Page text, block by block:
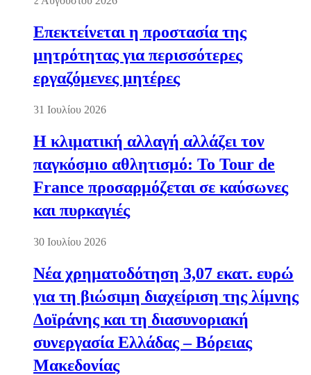
Επεκτείνεται η προστασία της
μητρότητας για περισσότερες
εργαζόμενες μητέρες
31 Ιουλίου 2026
Η κλιματική αλλαγή αλλάζει τον
παγκόσμιο αθλητισμό: Το Tour de
France προσαρμόζεται σε καύσωνες
και πυρκαγιές
30 Ιουλίου 2026
Νέα χρηματοδότηση 3,07 εκατ. ευρώ
για τη βιώσιμη διαχείριση της λίμνης
Δοϊράνης και τη διασυνοριακή
συνεργασία Ελλάδας – Βόρειας
Μακεδονίας